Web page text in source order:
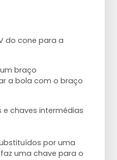
do cone para a
braço
a bola com o braço
e chaves intermédias
por uma
uma chave para o